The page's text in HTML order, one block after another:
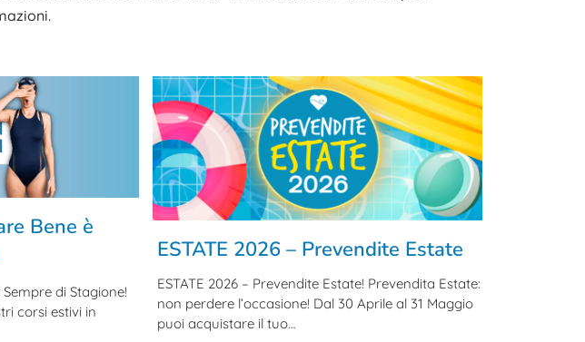
Bene è
di Stagione!
corsi estivi in
ESTATE 2026 – Prevendite Estate
ESTATE 2026 – Prevendite Estate! Prevendita Estate:
non perdere l’occasione! Dal 30 Aprile al 31 Maggio
puoi acquistare il tuo…